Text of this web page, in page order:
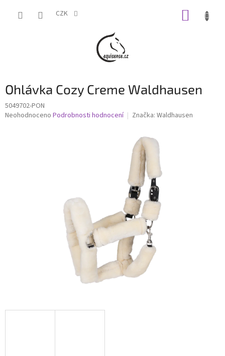
CZK
Ohlávka Cozy Creme Waldhausen
5049702-PON
Průměrné
Neohodnoceno Podrobnosti hodnocení Značka: Waldhausen